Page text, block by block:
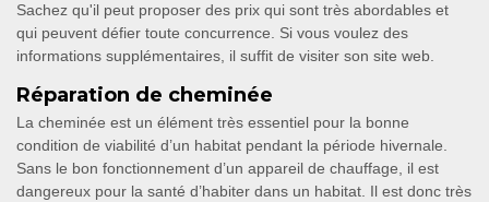
Sachez qu'il peut proposer des prix qui sont très abordables et
qui peuvent défier toute concurrence. Si vous voulez des
informations supplémentaires, il suffit de visiter son site web.
Réparation de cheminée
La cheminée est un élément très essentiel pour la bonne
condition de viabilité d’un habitat pendant la période hivernale.
Sans le bon fonctionnement d’un appareil de chauffage, il est
dangereux pour la santé d’habiter dans un habitat. Il est donc très